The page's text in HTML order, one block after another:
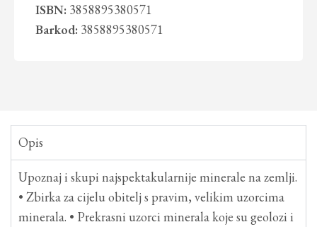
ISBN: 3858895380571
Barkod: 3858895380571
Opis
Upoznaj i skupi najspektakularnije minerale na zemlji.
• Zbirka za cijelu obitelj s pravim, velikim uzorcima
minerala. • Prekrasni uzorci minerala koje su geolozi i